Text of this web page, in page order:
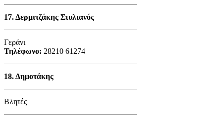
17.Δερμιτζάκης Στυλιανός
Γεράνι
Τηλέφωνο: 28210 61274
18.Δημοτάκης
Βλητές